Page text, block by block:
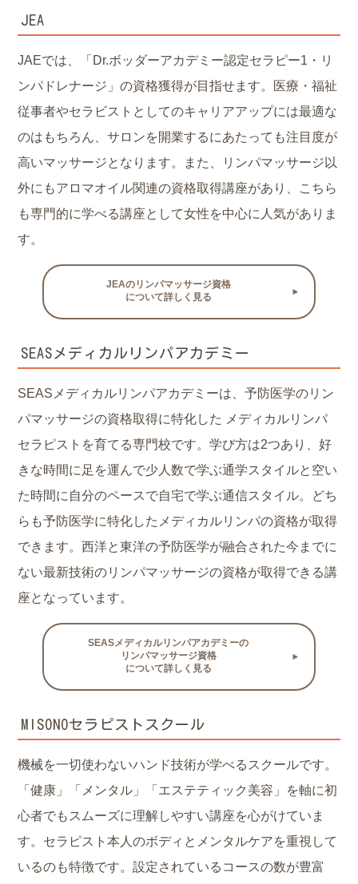
JEA
JAEでは、「Dr.ボッダーアカデミー認定セラピー1・リ
ンパドレナージ」の資格獲得が目指せます。医療・福祉
従事者やセラビストとしてのキャリアアップには最適な
のはもちろん、サロンを開業するにあたっても注目度が
高いマッサージとなります。また、リンパマッサージ以
外にもアロマオイル関連の資格取得講座があり、こちら
も専門的に学べる講座として女性を中心に人気がありま
す。
JEAのリンパマッサージ資格
について詳しく見る
SEASメディカルリンパアカデミー
SEASメディカルリンパアカデミーは、予防医学のリン
パマッサージの資格取得に特化した メディカルリンパ
セラピストを育てる専門校です。学び方は2つあり、好
きな時間に足を運んで少人数で学ぶ通学スタイルと空い
た時間に自分のペースで自宅で学ぶ通信スタイル。どち
らも予防医学に特化したメディカルリンパの資格が取得
できます。西洋と東洋の予防医学が融合された今までに
ない最新技術のリンパマッサージの資格が取得できる講
座となっています。
SEASメディカルリンパアカデミーの
リンパマッサージ資格
について詳しく見る
MISONOセラピストスクール
機械を一切使わないハンド技術が学べるスクールです。
「健康」「メンタル」「エステティック美容」を軸に初
心者でもスムーズに理解しやすい講座を心がけていま
す。セラピスト本人のボディとメンタルケアを重視して
いるのも特徴です。設定されているコースの数が豊富